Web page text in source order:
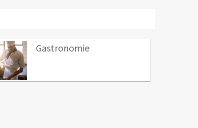
Gastronomie